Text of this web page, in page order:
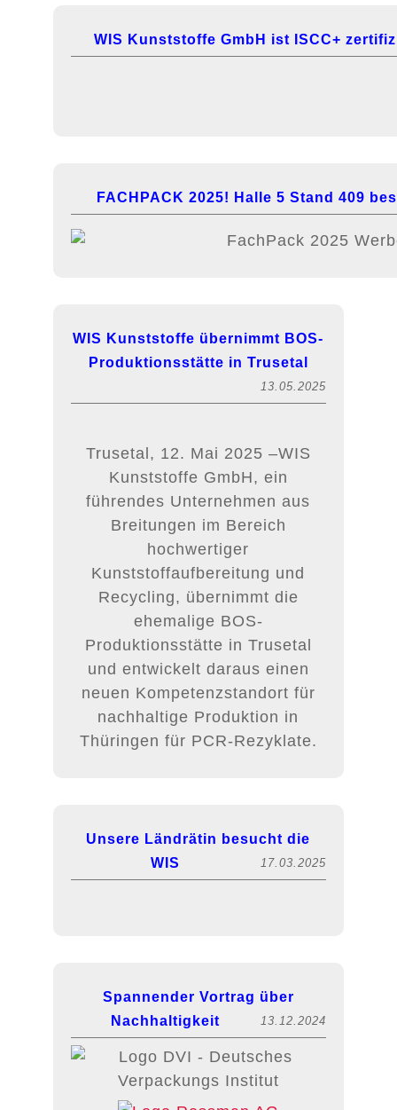
WIS Kunststoffe GmbH ist ISCC+
FACHPACK 2025! Halle 5 Stand 409
WIS Kunststoffe übernimmt BOS-
Produktionsstätte in Trusetal
13.05.2025
Trusetal, 12. Mai 2025 –WIS
Kunststoffe GmbH, ein
führendes Unternehmen aus
Breitungen im Bereich
hochwertiger
Kunststoffaufbereitung und
Recycling, übernimmt die
ehemalige BOS-
Produktionsstätte in Trusetal
und entwickelt daraus einen
neuen Kompetenzstandort für
nachhaltige Produktion in
Thüringen für PCR-Rezyklate.
Unsere Ländrätin besucht die
WIS
17.03.2025
Spannender Vortrag über
Nachhaltigkeit
13.12.2024